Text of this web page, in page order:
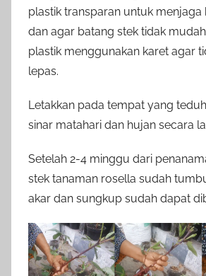
plastik transparan untuk menjaga
dan agar batang stek tidak
plastik menggunakan karet agar
lepas.
Letakkan pada tempat yang
sinar matahari dan hujan secara
Setelah 2-4 minggu dari
stek tanaman rosella sudah
akar dan sungkup sudah dapat